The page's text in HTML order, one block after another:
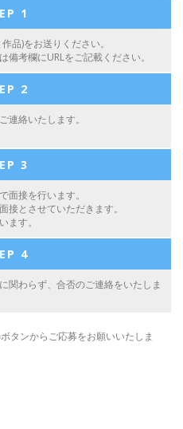
1
品)をお送りください。
考欄にURLをご記載ください。
2
連絡いたします。
3
面接を行います。
とさせていただきます。
ます。
4
関わらず、合否のご連絡をいたしま
タンからご応募をお願いいたしま